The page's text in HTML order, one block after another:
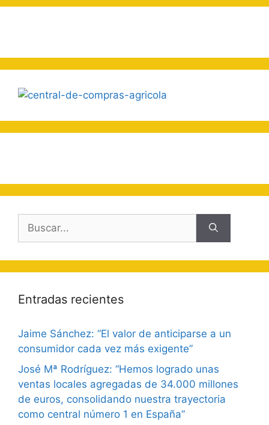
Buscar:
Entradas recientes
Jaime Sánchez: “El valor de anticiparse a un
consumidor cada vez más exigente”
José Mª Rodríguez: “Hemos logrado unas
ventas locales agregadas de 34.000 millones
de euros, consolidando nuestra trayectoria
como central número 1 en España”